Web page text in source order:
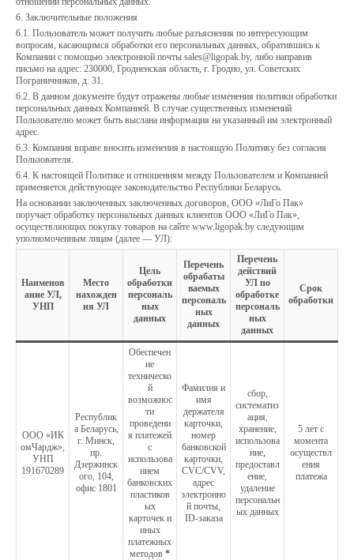
6. Заключительные положения
6.1. Пользователь может получить любые разъяснения по интересующим
вопросам, касающимся обработки его персональных данных, обратившись к
Компании с помощью электронной почты sales@ligopak.by, либо направив
письмо на адрес: 230000, Гродненская область, г. Гродно, ул. Советских
Пограничников, д. 31.
6.2. В данном документе будут отражены любые изменения политики обработки
персональных данных Компанией. В случае существенных изменений
Пользователю может быть выслана информация на указанный им электронный
адрес.
6.3. Компания вправе вносить изменения в настоящую Политику без согласия
Пользователя.
6.4. К настоящей Политике и отношениям между Пользователем и Компанией
применяется действующее законодательство Республики Беларусь.
На основании заключенных заключенных договоров, ООО «ЛиГо Пак»
поручает обработку персональных данных клиентов ООО «ЛиГо Пак»,
осуществляющих покупку товаров на сайте www.ligopak.by следующим
уполномоченным лицам (далее — УЛ):
Наименов
ание УЛ,
УНП
Место
нахожден
ия УЛ
Цель
обработки
персональ
ных
данных
Перечень
обрабаты
ваемых
персональ
ных
данных
Перечень
действий
УЛ по
обработке
персональ
ных
данных
Срок
обработки
ООО «ИК
омЧардж»,
УНП
191670289
Республик
а Беларусь,
г. Минск,
пр.
Дзержинск
ого, 104,
офис 1801
Обеспечен
ие
техническо
й
возможнос
ти
проведени
я платежей
с
использова
нием
банковских
пластиков
ых
карточек и
иных
платежных
методов *
Фамилия и
имя
держателя
карточки,
номер
банковской
карточки,
CVC/CVV,
адрес
электронно
й почты,
ID-заказа
сбор,
систематиз
ация,
хранение,
использова
ние,
предоставл
ение,
удаление
персональн
ых данных
5 лет с
момента
осуществл
ения
платежа